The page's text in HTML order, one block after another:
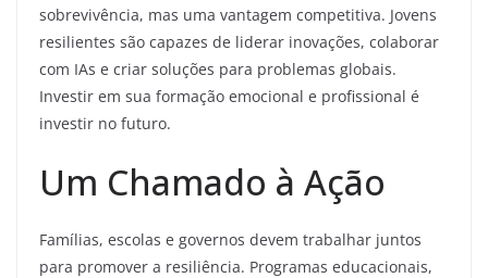
sobrevivência, mas uma vantagem competitiva. Jovens
resilientes são capazes de liderar inovações, colaborar
com IAs e criar soluções para problemas globais.
Investir em sua formação emocional e profissional é
investir no futuro.
Um Chamado à Ação
Famílias, escolas e governos devem trabalhar juntos
para promover a resiliência. Programas educacionais,